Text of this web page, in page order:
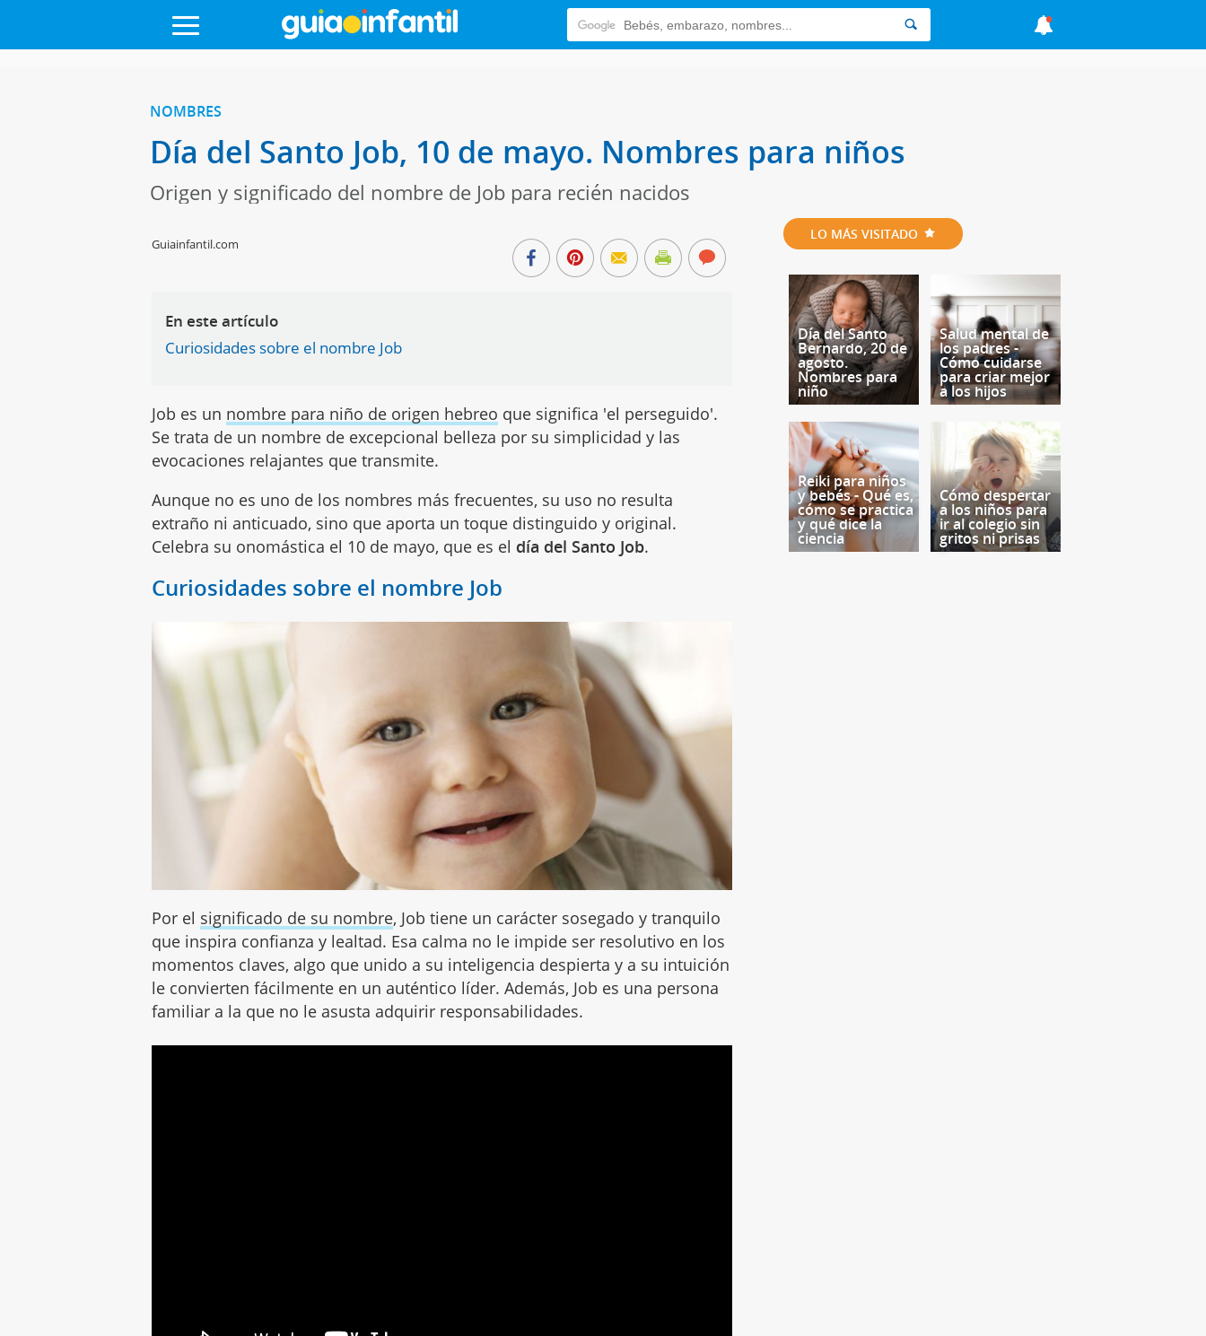
NOMBRES
Día del Santo Job, 10 de mayo. Nombres para niños
Origen y significado del nombre de Job para recién nacidos
Guiainfantil.com
En este artículo
Curiosidades sobre el nombre Job
Job es un nombre para niño de origen hebreo que significa 'el perseguido'.
Se trata de un nombre de excepcional belleza por su simplicidad y las
evocaciones relajantes que transmite.
Aunque no es uno de los nombres más frecuentes, su uso no resulta
extraño ni anticuado, sino que aporta un toque distinguido y original.
Celebra su onomástica el 10 de mayo, que es el día del Santo Job.
Curiosidades sobre el nombre Job
Por el significado de su nombre, Job tiene un carácter sosegado y tranquilo
que inspira confianza y lealtad. Esa calma no le impide ser resolutivo en los
momentos claves, algo que unido a su inteligencia despierta y a su intuición
le convierten fácilmente en un auténtico líder. Además, Job es una persona
familiar a la que no le asusta adquirir responsabilidades.
LO MÁS VISITADO
Día del Santo
Bernardo, 20 de
agosto.
Nombres para
niño
Salud mental de
los padres -
Cómo cuidarse
para criar mejor
a los hijos
Reiki para niños
y bebés - Qué es,
cómo se practica
y qué dice la
ciencia
Cómo despertar
a los niños para
ir al colegio sin
gritos ni prisas